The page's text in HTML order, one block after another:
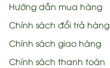
Hướng dẫn mua hàng
Chính sách đổi trả hàng
Chính sách giao hàng
Chính sách thanh toán